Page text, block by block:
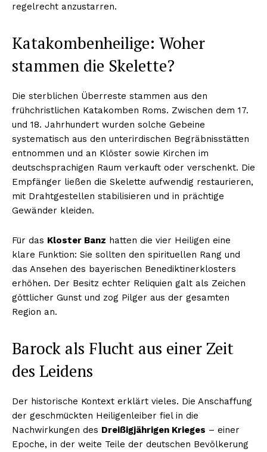
regelrecht anzustarren.
Katakombenheilige: Woher
stammen die Skelette?
Die sterblichen Überreste stammen aus den
frühchristlichen Katakomben Roms. Zwischen dem 17.
und 18. Jahrhundert wurden solche Gebeine
systematisch aus den unterirdischen Begräbnisstätten
entnommen und an Klöster sowie Kirchen im
deutschsprachigen Raum verkauft oder verschenkt. Die
Empfänger ließen die Skelette aufwendig restaurieren,
mit Drahtgestellen stabilisieren und in prächtige
Gewänder kleiden.
Für das Kloster Banz hatten die vier Heiligen eine
klare Funktion: Sie sollten den spirituellen Rang und
das Ansehen des bayerischen Benediktinerklosters
erhöhen. Der Besitz echter Reliquien galt als Zeichen
göttlicher Gunst und zog Pilger aus der gesamten
Region an.
Barock als Flucht aus einer Zeit
des Leidens
Der historische Kontext erklärt vieles. Die Anschaffung
der geschmückten Heiligenleiber fiel in die
Nachwirkungen des Dreißigjährigen Krieges – einer
Epoche, in der weite Teile der deutschen Bevölkerung